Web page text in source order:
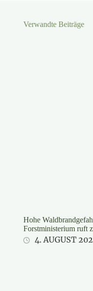
Verwandte Beiträge
Hohe
Forstministerium ruft
4. AUGUST